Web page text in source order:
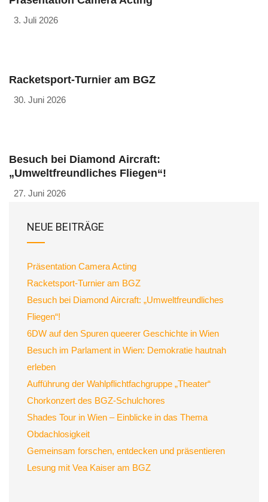
3. Juli 2026
Racketsport-Turnier am BGZ
30. Juni 2026
Besuch bei Diamond Aircraft:
„Umweltfreundliches Fliegen“!
27. Juni 2026
NEUE BEITRÄGE
Präsentation Camera Acting
Racketsport-Turnier am BGZ
Besuch bei Diamond Aircraft: „Umweltfreundliches
Fliegen“!
6DW auf den Spuren queerer Geschichte in Wien
Besuch im Parlament in Wien: Demokratie hautnah
erleben
Aufführung der Wahlpflichtfachgruppe „Theater“
Chorkonzert des BGZ-Schulchores
Shades Tour in Wien – Einblicke in das Thema
Obdachlosigkeit
Gemeinsam forschen, entdecken und präsentieren
Lesung mit Vea Kaiser am BGZ